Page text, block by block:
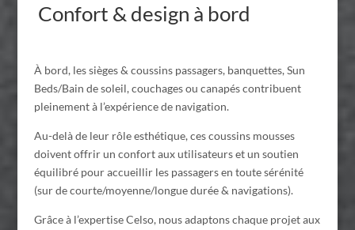
Confort & design à bord
À bord, les sièges & coussins passagers, banquettes, Sun
Beds/Bain de soleil, couchages ou canapés contribuent
pleinement à l’expérience de navigation.
Au-delà de leur rôle esthétique, ces coussins mousses
doivent offrir un confort aux utilisateurs et un soutien
équilibré pour accueillir les passagers en toute sérénité
(sur de courte/moyenne/longue durée & navigations).
Grâce à l’expertise Celso, nous adaptons chaque projet aux